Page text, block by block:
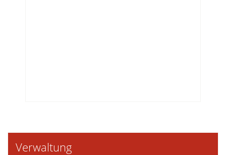
Verwaltung